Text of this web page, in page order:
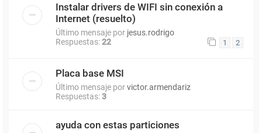
Instalar drivers de WIFI sin conexión a
Internet (resuelto)
Último mensaje por jesus.rodrigo
Respuestas:22 1 2
Placa base MSI
Último mensaje porvictor.armendariz
Respuestas:3
ayuda con estas particiones